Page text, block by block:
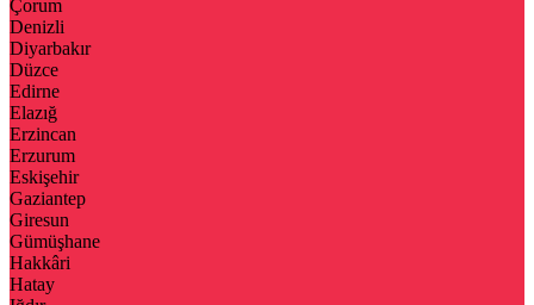
Çorum
Denizli
Diyarbakır
Düzce
Edirne
Elazığ
Erzincan
Erzurum
Eskişehir
Gaziantep
Giresun
Gümüşhane
Hakkâri
Hatay